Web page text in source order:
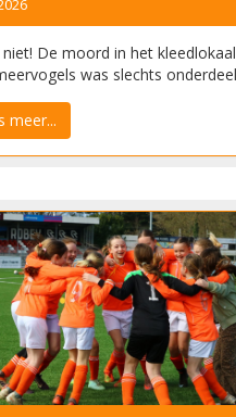
niet! De moord in het
was slechts
meer...